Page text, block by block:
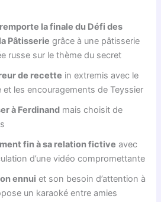
la finale du Défi des
Pâtisserie grâce à une pâtisserie
russe sur le thème du secret
de recette in extremis avec le
et les encouragements de Teyssier
à Ferdinand mais choisit de
fin à sa relation fictive avec
d’une vidéo compromettante
ennui et son besoin d’attention à
un karaoké entre amies